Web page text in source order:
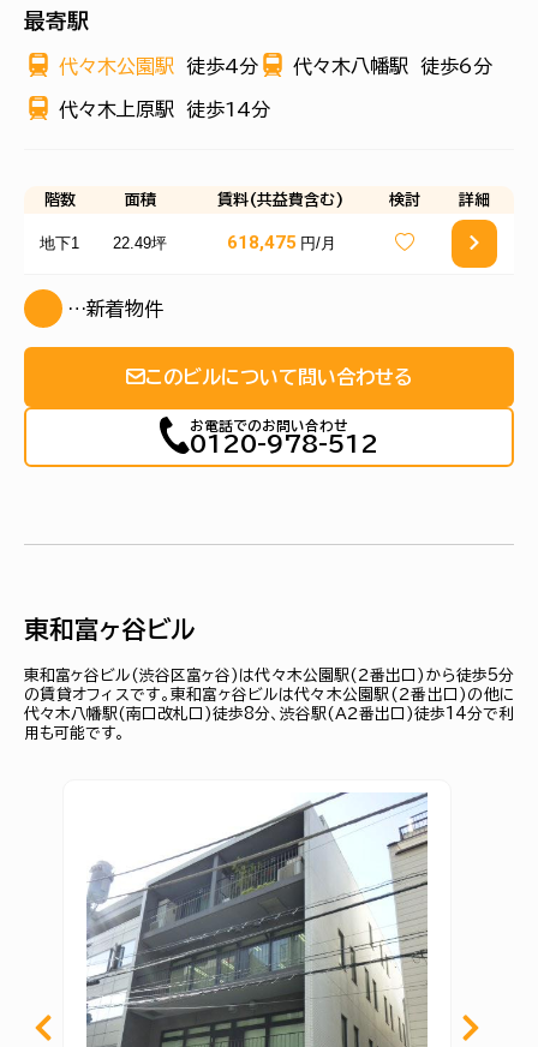
最寄駅
代々木公園駅 徒歩4分 代々木八幡駅 徒歩6分
代々木上原駅 徒歩14分
階数 面積 賃料(共益費含む) 検討 詳細
地下1 22.49坪 618,475 円/月
…新着物件
このビルについて問い合わせる
お電話でのお問い合わせ
0120-978-512
東和富ヶ谷ビル
東和富ヶ谷ビル(渋谷区富ヶ谷)は代々木公園駅(２番出口)から徒歩5分
の賃貸オフィスです。東和富ヶ谷ビルは代々木公園駅(２番出口)の他に
代々木八幡駅(南口改札口)徒歩8分、渋谷駅(Ａ２番出口)徒歩14分で利
用も可能です。